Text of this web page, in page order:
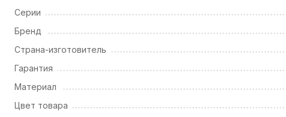
Серии
Бренд
Страна-изготовитель
Гарантия
Материал
Цвет товара